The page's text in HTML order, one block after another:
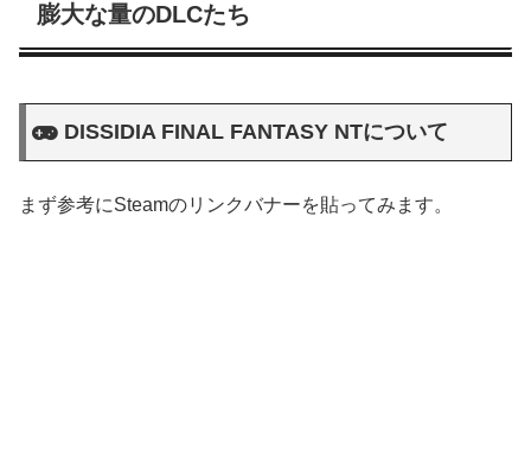
膨大な量のDLCたち
DISSIDIA FINAL FANTASY NTについて
まず参考にSteamのリンクバナーを貼ってみます。